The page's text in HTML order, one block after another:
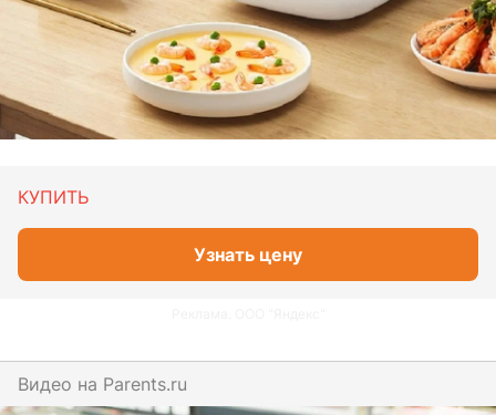
КУПИТЬ
Узнать цену
Видео на parents.ru